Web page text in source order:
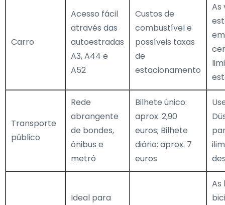
Carro
Acesso fácil
através das
autoestradas
A3, A44 e
A52
Custos de
combustível e
possíveis taxas
de
estacionamento
As
Transporte
público
Rede
abrangente
de bondes,
ônibus e
metrô
Bilhete único:
aprox. 2,90
euros; Bilhete
diário: aprox. 7
euros
Ideal para
As